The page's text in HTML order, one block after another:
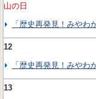
山の日
「歴史再発見！みや
12
「歴史再発見！みや
13